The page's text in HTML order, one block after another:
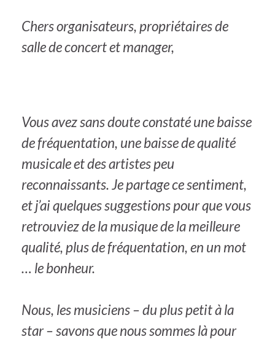
Chers organisateurs, propriétaires de
salle de concert et manager,
Vous avez sans doute constaté une baisse
de fréquentation, une baisse de qualité
musicale et des artistes peu
reconnaissants. Je partage ce sentiment,
et j’ai quelques suggestions pour que vous
retrouviez de la musique de la meilleure
qualité, plus de fréquentation, en un mot
… le bonheur.
Nous, les musiciens – du plus petit à la
star – savons que nous sommes là pour